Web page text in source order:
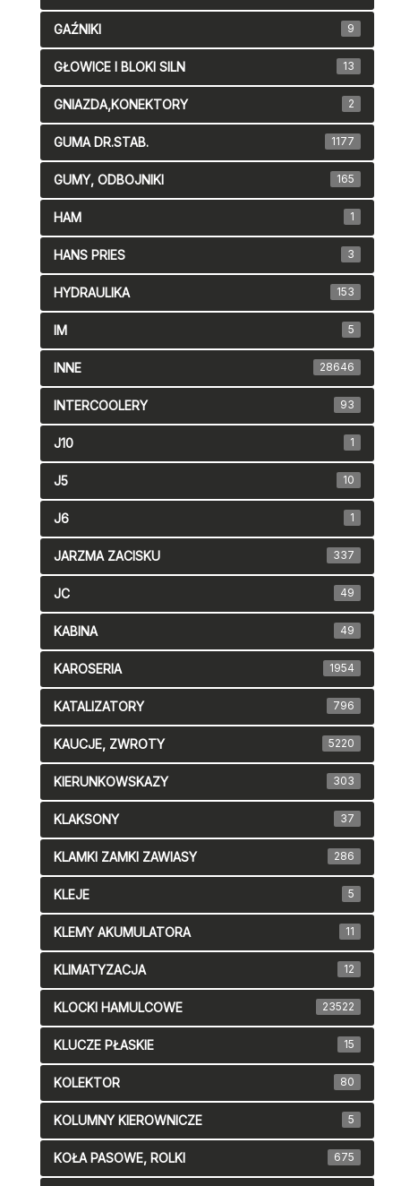
GAŹNIKI 9
GŁOWICE I BLOKI SILN 13
GNIAZDA,KONEKTORY 2
GUMA DR.STAB. 1177
GUMY, ODBOJNIKI 165
HAM 1
HANS PRIES 3
HYDRAULIKA 153
IM 5
INNE 28646
INTERCOOLERY 93
J10 1
J5 10
J6 1
JARZMA ZACISKU 337
JC 49
KABINA 49
KAROSERIA 1954
KATALIZATORY 796
KAUCJE, ZWROTY 5220
KIERUNKOWSKAZY 303
KLAKSONY 37
KLAMKI ZAMKI ZAWIASY 286
KLEJE 5
KLEMY AKUMULATORA 11
KLIMATYZACJA 12
KLOCKI HAMULCOWE 23522
KLUCZE PŁASKIE 15
KOLEKTOR 80
KOLUMNY KIEROWNICZE 5
KOŁA PASOWE, ROLKI 675